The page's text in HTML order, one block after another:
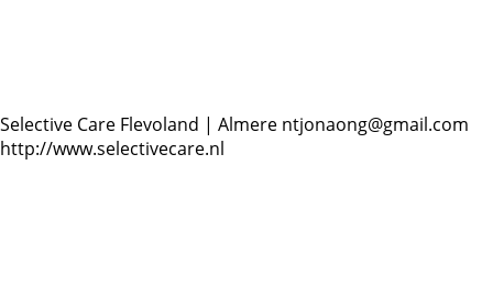
Selective Care Flevoland | Almere ntjonaong@gmail.com
http://www.selectivecare.nl